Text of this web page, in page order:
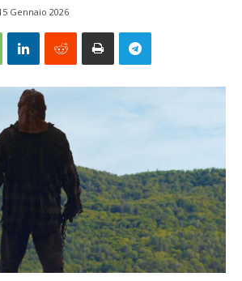
Gennaio 2026